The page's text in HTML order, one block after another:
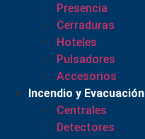
Presencia
Cerraduras
Hoteles
Pulsadores
Accesorios
Incendio y Evacuación
Centrales
Detectores